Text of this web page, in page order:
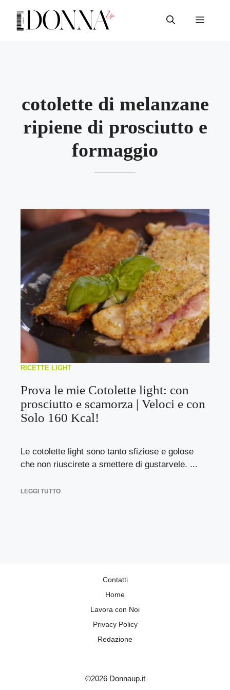
contenuto
Menu
cotolette di melanzane
ripiene di prosciutto e
formaggio
RICETTE LIGHT
Prova le mie Cotolette light: con
prosciutto e scamorza | Veloci e con
Solo 160 Kcal!
Le cotolette light sono tanto sfiziose e golose
che non riuscirete a smettere di gustarvele. ...
LEGGI TUTTO
Contatti
Home
Lavora con Noi
Privacy Policy
Redazione
©2026 Donnaup.it